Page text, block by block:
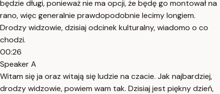
będzie długi, ponieważ nie ma opcji, że będę go montował na
rano, więc generalnie prawdopodobnie lecimy longiem.
Drodzy widzowie, dzisiaj odcinek kulturalny, wiadomo o co
chodzi.
00:26
Speaker A
Witam się ja oraz witają się ludzie na czacie. Jak najbardziej,
drodzy widzowie, powiem wam tak. Dzisiaj jest piękny dzień,